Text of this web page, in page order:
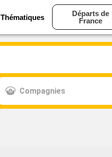
Thématiques
Départs de
France
Compagnies